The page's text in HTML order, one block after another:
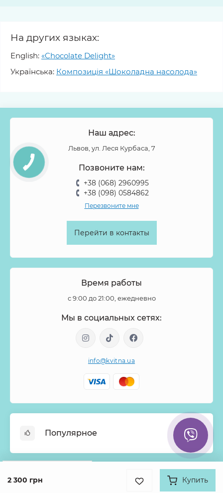
2 300 грн Купить
На других языках:
English: «Chocolate Delight»
Українська: Композиція «Шоколадна насолода»
Наш адрес:
Львов, ул. Леся Курбаса, 7
Позвоните нам:
+38 (068) 2960995
+38 (098) 0584862
Перезвоните мне
Перейти в контакты
Время работы
с 9:00 до 21:00, ежедневно
Мы в социальных сетях:
info@kvitna.ua
Популярное
Онлайн-Витрина